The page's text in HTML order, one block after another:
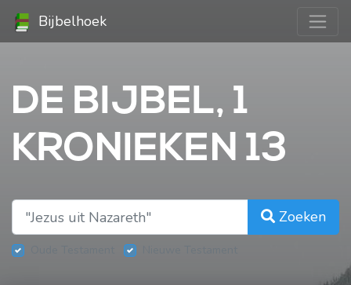
Bijbelhoek
DE BIJBEL, 1
KRONIEKEN 13
Zoeken